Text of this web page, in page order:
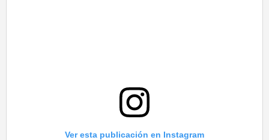
Ver esta publicación en Instagram